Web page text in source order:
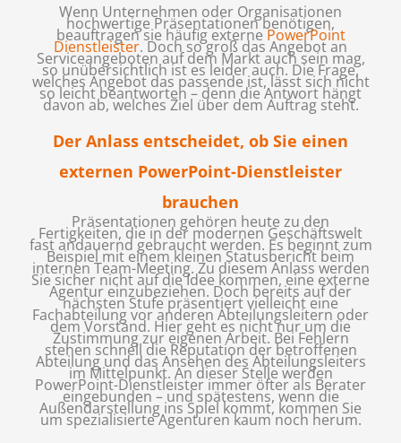
Wenn Unternehmen oder Organisationen
hochwertige Präsentationen benötigen,
beauftragen sie häufig externePowerPoint
Dienstleister. Doch so groß das Angebot an
Serviceangeboten auf dem Markt auch sein mag,
so unübersichtlich ist es leider auch. Die Frage,
welches Angebot das passende ist, lässt sich nicht
so leicht beantworten – denn die Antwort hängt
davon ab, welches Ziel über dem Auftrag steht.
Der Anlass entscheidet, ob Sie einen
externen PowerPoint-Dienstleister
brauchen
Präsentationen gehören heute zu den
Fertigkeiten, die in der modernen Geschäftswelt
fast andauernd gebraucht werden. Es beginnt zum
Beispiel mit einem kleinen Statusbericht beim
internen Team-Meeting. Zu diesem Anlass werden
Sie sicher nicht auf die Idee kommen, eine externe
Agentur einzubeziehen. Doch bereits auf der
nächsten Stufe präsentiert vielleicht eine
Fachabteilung vor anderen Abteilungsleitern oder
dem Vorstand. Hier geht es nicht nur um die
Zustimmung zur eigenen Arbeit. Bei Fehlern
stehen schnell die Reputation der betroffenen
Abteilung und das Ansehen des Abteilungsleiters
im Mittelpunkt. An dieser Stelle werden
PowerPoint-Dienstleister immer öfter als Berater
eingebunden – und spätestens, wenn die
Außendarstellung ins Spiel kommt, kommen Sie
um spezialisierte Agenturen kaum noch herum.